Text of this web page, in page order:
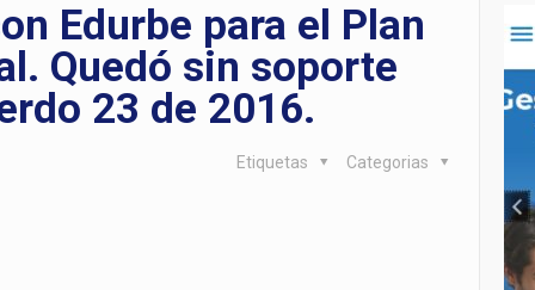
Edurbe para el Plan
Quedó sin soporte
23 de 2016.
Categorias
Etiquetas